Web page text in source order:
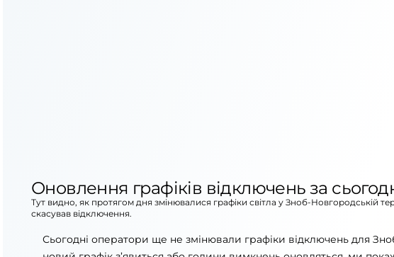
Оновлення графіків відключень за
Тут видно, як протягом дня змінювалися графіки світла у Зноб-Новгородській
скасував відключення.
Сьогодні оператори ще не змінювали графіки відключень для